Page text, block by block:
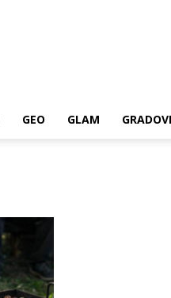
GEO GLAM GRADOVI